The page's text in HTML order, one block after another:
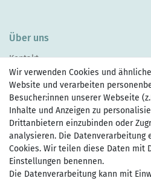
Über uns
Kontakt
Zahlen Sie bequem per
Wir versenden mit
Wir verwenden Cookies und
Website und verarbeiten
Besucher:innen unserer Webseite
Inhalte und Anzeigen zu
Drittanbietern einzubinden oder
analysieren. Die Datenverarbeitung
Cookies. Wir teilen diese Daten mit
Einstellungen benennen.
Die Datenverarbeitung kann mit